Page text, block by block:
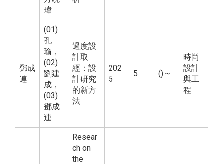
瑋
鄧成
連
(01)
孔
瑜，
(02)
劉建
成，
(03)
鄧成
連
過度設
計取
經：設
計研究
的新方
法
202
5
5 ():~
時尚
設計
與工
程
Resear
ch on
the